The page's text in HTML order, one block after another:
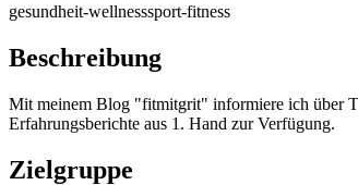
gesundheit-wellnesssport-fitness
Beschreibung
Mit meinem Blog "fitmitgrit" informiere ich über
Erfahrungsberichte aus 1. Hand zur Verfügung.
Zielgruppe